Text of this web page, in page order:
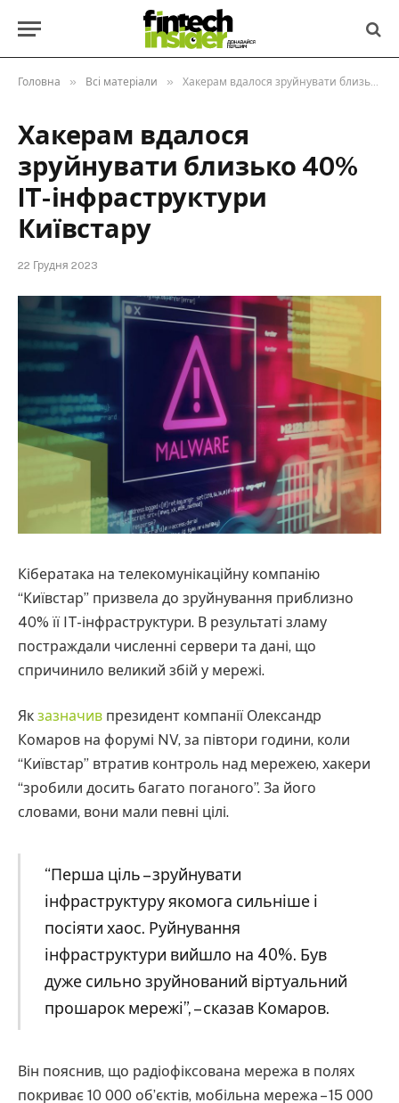
Головна » Всі матеріали » Хакерам вдалося зруйнувати близько 40% IT-інфраструктури Київстару
Хакерам вдалося
зруйнувати близько 40%
IT-інфраструктури
Київстару
22 Грудня 2023
Кібератака на телекомунікаційну компанію
“Київстар” призвела до зруйнування приблизно
40% її IT-інфраструктури. В результаті зламу
постраждали численні сервери та дані, що
спричинило великий збій у мережі.
Як зазначив президент компанії Олександр
Комаров на форумі NV, за півтори години, коли
“Київстар” втратив контроль над мережею, хакери
“зробили досить багато поганого”. За його
словами, вони мали певні цілі.
“Перша ціль – зруйнувати
інфраструктуру якомога сильніше і
посіяти хаос. Руйнування
інфраструктури вийшло на 40%. Був
дуже сильно зруйнований віртуальний
прошарок мережі”, – сказав Комаров.
Він пояснив, що радіофіксована мережа в полях
покриває 10 000 обʼєктів, мобільна мережа – 15 000